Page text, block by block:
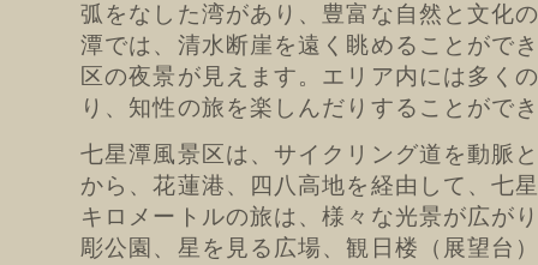
弧をなした湾があり、豊富な自然と文化
潭では、清水断崖を遠く眺めることがで
区の夜景が見えます。エリア内には多く
り、知性の旅を楽しんだりすることがで
七星潭風景区は、サイクリング道を動脈
から、花蓮港、四八高地を経由して、七
キロメートルの旅は、様々な光景が広が
彫公園、星を見る広場、観日楼（展望台